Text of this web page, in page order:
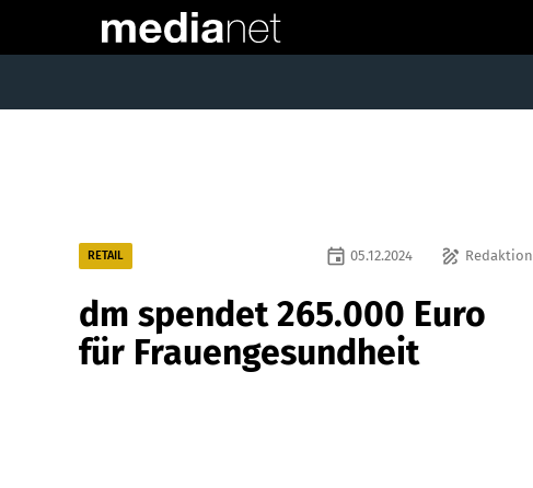
RETAIL draw Redaktion
event 05.12.2024
dm spendet 265.000 Euro
für Frauengesundheit